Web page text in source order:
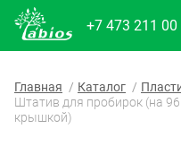
+7 473 211 00
Главная Каталог
Штатив для пробирок (на
крышкой)